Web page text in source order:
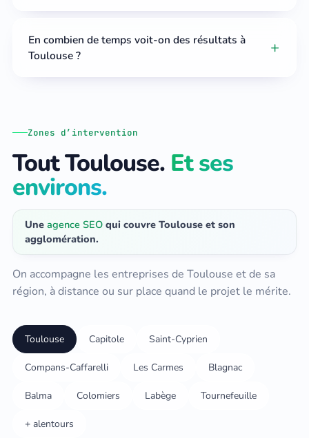
En combien de temps voit-on des résultats à
Toulouse ?
Zones d’intervention
Tout Toulouse. Et ses
environs.
Une agence SEO qui couvre Toulouse et son
agglomération.
On accompagne les entreprises de Toulouse et de sa
région, à distance ou sur place quand le projet le mérite.
Toulouse Capitole Saint-Cyprien
Compans-Caffarelli Les Carmes Blagnac
Balma Colomiers Labège Tournefeuille
+ alentours